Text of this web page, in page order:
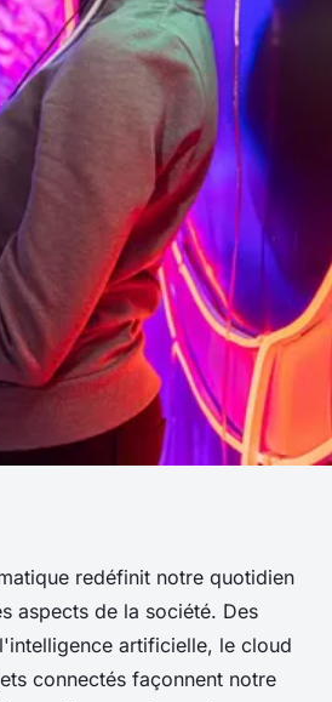
technologie
transforme la
ne pouvez pas
redéfinit notre quotidien
aspects de la société. Des
artificielle, le cloud
connectés façonnent notre